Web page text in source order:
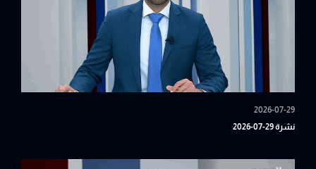
2026-07-29
نشرة 29-07-2026